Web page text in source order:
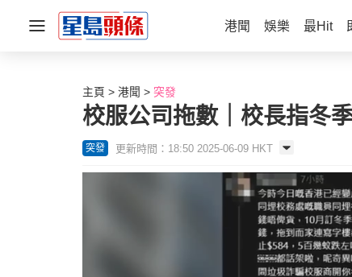
港聞 娛樂 最Hit
主頁 港聞 突發
校服公司拖數｜校長指冬
突發 更新時間：18:50 2025-06-09 HKT